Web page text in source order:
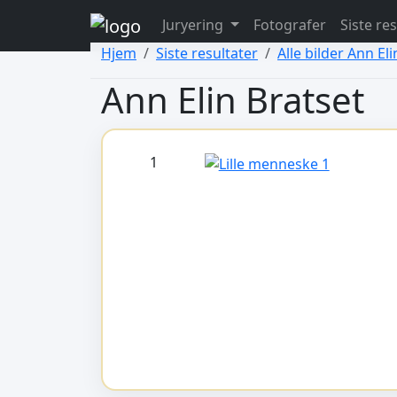
view: elements/_bootstrap_header_css.php
view: menus/_default.phpJuryering Fotografer
Siste
Hjem
Siste resultater Alle bilder Ann
Ann Elin Bratset
1